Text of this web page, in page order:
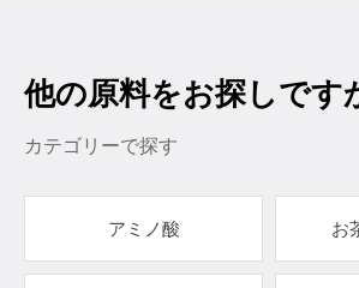
他の原料をお探しです
カテゴリーで探す
アミノ酸 お